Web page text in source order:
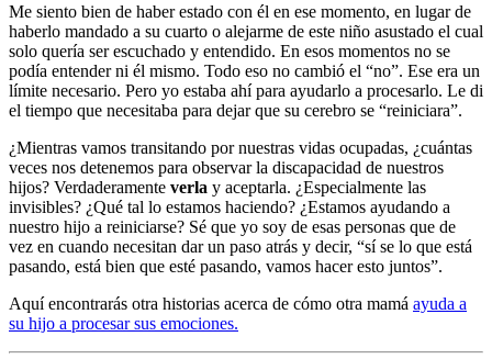
Me siento bien de haber estado con él en ese momento, en lugar de
haberlo mandado a su cuarto o alejarme de este niño asustado el cual
solo quería ser escuchado y entendido. En esos momentos no se
podía entender ni él mismo. Todo eso no cambió el “no”. Ese era un
límite necesario. Pero yo estaba ahí para ayudarlo a procesarlo. Le di
el tiempo que necesitaba para dejar que su cerebro se “reiniciara”.
¿Mientras vamos transitando por nuestras vidas ocupadas, ¿cuántas
veces nos detenemos para observar la discapacidad de nuestros
hijos? Verdaderamente verla y aceptarla. ¿Especialmente las
invisibles? ¿Qué tal lo estamos haciendo? ¿Estamos ayudando a
nuestro hijo a reiniciarse? Sé que yo soy de esas personas que de
vez en cuando necesitan dar un paso atrás y decir, “sí se lo que está
pasando, está bien que esté pasando, vamos hacer esto juntos”.
Aquí encontrarás otra historias acerca de cómo otra mamá ayuda a
su hijo a procesar sus emociones.